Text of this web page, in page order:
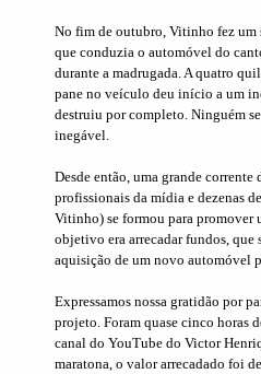
No fim de outubro, Vitinho fez um
que conduzia o automóvel do
durante a madrugada. A quatro
pane no veículo deu início a um
destruiu por completo. Ninguém
inegável.
Desde então, uma grande corrente
profissionais da mídia e dezenas
Vitinho) se formou para promover
objetivo era arrecadar fundos, que
aquisição de um novo automóvel
Expressamos nossa gratidão por
projeto. Foram quase cinco horas
canal do YouTube do Victor
maratona, o valor arrecadado foi